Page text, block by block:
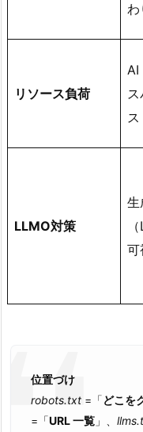
わ
リソース負荷
AI
ス
LLMO対策
生
可
位置づけ
robots.txt =「どこを
=「URL 一覧 」、